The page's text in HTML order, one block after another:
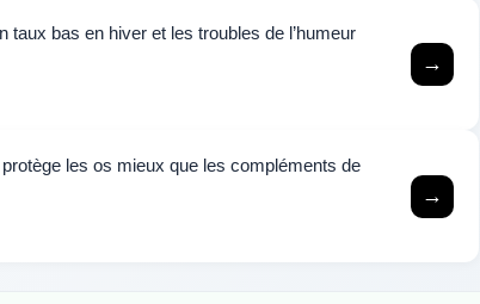
bas en hiver et les troubles de l’humeur
→
les os mieux que les compléments de
→